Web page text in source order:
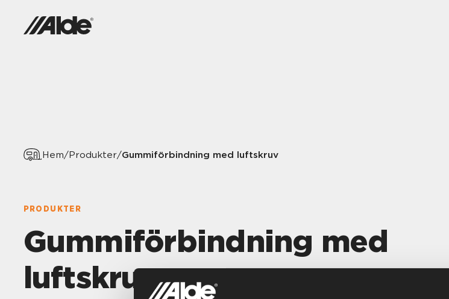
Hem/Produkter/Gummiförbindning med luftskruv
PRODUKTER
Gummiförbindning med
luftskruv